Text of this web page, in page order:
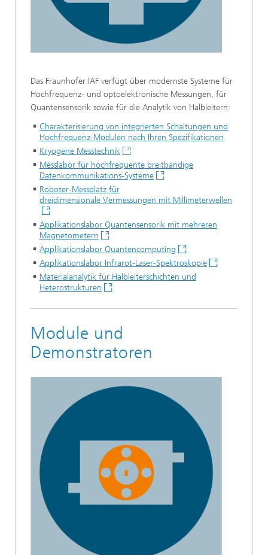
Das Fraunhofer IAF verfügt über modernste Systeme für
Hochfrequenz- und optoelektronische Messungen, für
Quantensensorik sowie für die Analytik von Halbleitern:
Charakterisierung von integrierten Schaltungen und
Hochfrequenz-Modulen nach Ihren Spezifikationen
Kryogene Messtechnik
Messlabor für hochfrequente breitbandige
Datenkommunikations-Systeme
Roboter-Messplatz für
dreidimensionale Vermessungen mit Millimeterwellen
Applikationslabor Quantensensorik mit mehreren
Magnetometern
Applikationslabor Quantencomputing
Applikationslabor Infrarot-Laser-Spektroskopie
Materialanalytik für Halbleiterschichten und
Heterostrukturen
Module und
Demonstratoren